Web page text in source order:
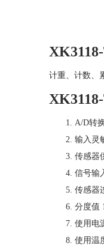
计重、计数、
1. A/D转
2. 输入灵
3. 传感器
4. 信号输
5. 传感器
6. 分度值
7. 使用电
8. 使用温